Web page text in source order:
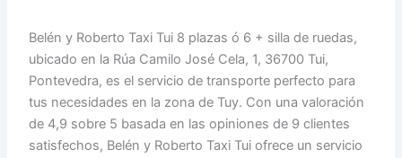
Belén y Roberto Taxi Tui 8 plazas ó 6 + silla de ruedas,
ubicado en la Rúa Camilo José Cela, 1, 36700 Tui,
Pontevedra, es el servicio de transporte perfecto para
tus necesidades en la zona de Tuy. Con una valoración
de 4,9 sobre 5 basada en las opiniones de 9 clientes
satisfechos, Belén y Roberto Taxi Tui ofrece un servicio